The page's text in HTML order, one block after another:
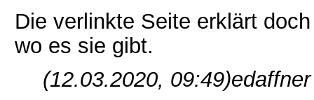
Die verlinkte Seite erklärt
wo es sie gibt.
(12.03.2020, 09:49)